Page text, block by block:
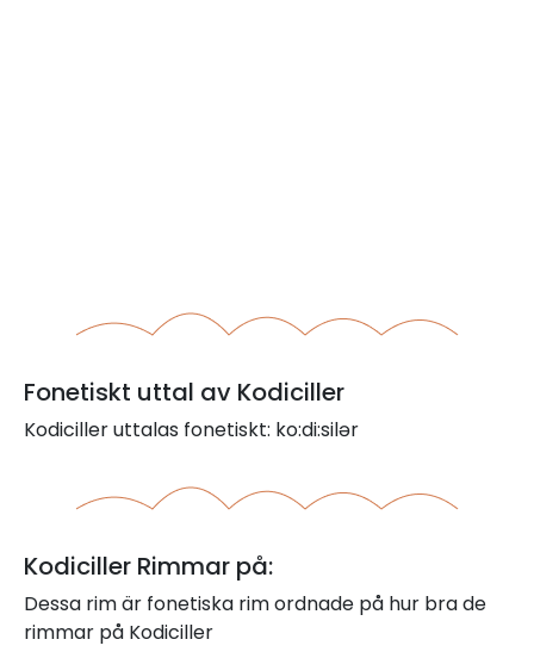
Fonetiskt uttal av Kodiciller
Kodiciller uttalas fonetiskt: ko:di:silər
Kodiciller Rimmar på:
Dessa rim är fonetiska rim ordnade på hur bra de
rimmar på Kodiciller